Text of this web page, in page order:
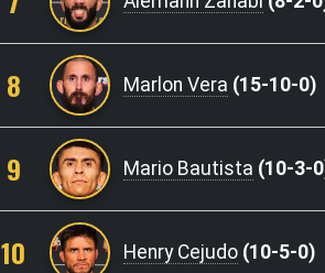
8 Marlon Vera (15-10-0)
9 Mario Bautista (10-3-
10 Henry Cejudo (10-5-0)